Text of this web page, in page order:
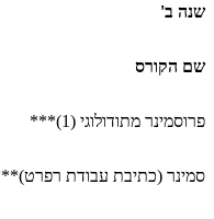
שנה ב'
שם הקורס
פרוסמינר מתודולוגי (1)***
סמינר (כתיבת עבודת